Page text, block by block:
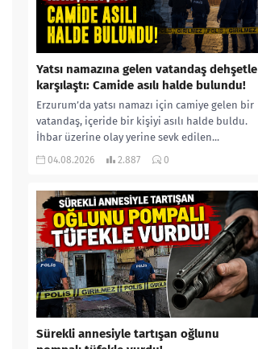
Yatsı namazına gelen vatandaş dehşetle
karşılaştı: Camide asılı halde bulundu!
Erzurum’da yatsı namazı için camiye gelen bir
vatandaş, içeride bir kişiyi asılı halde buldu.
İhbar üzerine olay yerine sevk edilen...
04.08.2026 2.887 0
Sürekli annesiyle tartışan oğlunu